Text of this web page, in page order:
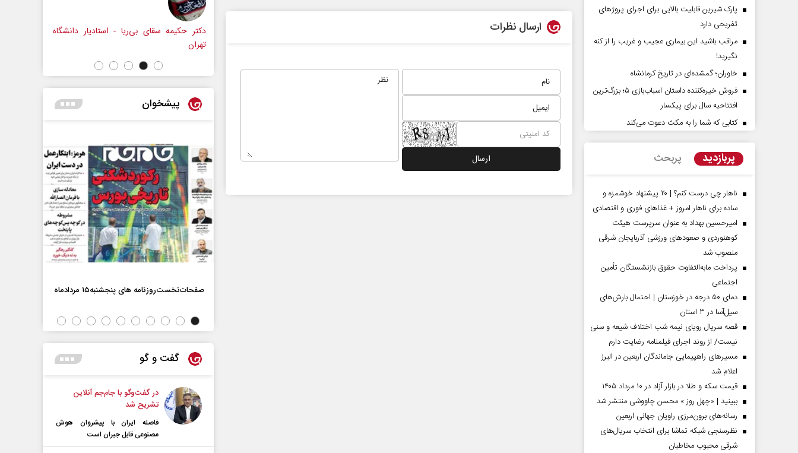
ارسال نظرات
پارک شیرین قابلیت‌ بالایی برای اجرای پروژهای
تفریحی دارد
مراقب باشید این بیماری عجیب و غریب را از کنه
نگیرید!
خاوران؛ گمشده‌ای در تاریخ کرمانشاه
فروش خیره‌کننده داستان اسباب‌بازی ۵؛ بزرگ‌ترین
افتتاحیه سال برای پیکسار
کتابی که شما را به مکث دعوت می‌کند
پربازدید پربحث
ناهار چی درست کنم؟ | ۲۰ پیشنهاد خوشمزه و
ساده برای ناهار امروز + غذاهای فوری و اقتصادی
امیرحسین بهداد به عنوان سرپرست هیئت
کوهنوردی و صعودهای ورزشی آذربایجان شرقی
منصوب شد
پرداخت مابه‌التفاوت حقوق بازنشستگان تأمین
اجتماعی
دمای ۵۰ درجه در خوزستان | احتمال بارش‌های
سیل‌آسا در ۳ استان
قصه سریال رویای نیمه شب اختلاف شیعه و سنی
نیست/ از روند اجرای فیلمنامه رضایت دارم
مسیر‌های راهپیمایی جاماندگان اربعین در البرز
اعلام شد
قیمت سکه و طلا در بازار آزاد در ۱۰ مرداد ۱۴۰۵
ببینید | «چهل روز » محسن چاووشی منتشر شد
رسانه‌های برون‌مرزی راویان جهانی اربعین
نظرسنجی شبکه تماشا برای انتخاب سریال‌های
شرقی محبوب مخاطبان
- تحلیلگر مسائل سیاسی عباس سلیمی‌نمین - تحلیلگر مسائل سیاسی
رحمت‌الله نوروزی - عضو کمیسیون اجتماعی
دکتر حکیمه سقای بی‌ریا - استادیار دانشگاه
پیشخوان
صفحات نخست روزنامه ها‌ی‌سه‌شنبه ۶ مردادماه صفحات‌نخست‌روزنامه ها‌ی پنجشنبه‌۱۵ مردادماه
گفت و گو
در گفت‌و‌گو با جام‌جم آنلاین
تشریح شد
فاصله ایران با پیشرو‌ان هوش
مصنوعی قابل جبران است